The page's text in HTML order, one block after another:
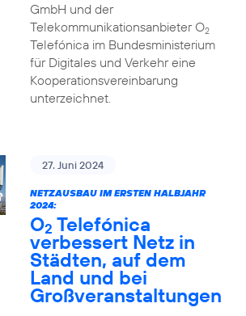
GmbH und der
Telekommunikationsanbieter O2
Telefónica im Bundesministerium
für Digitales und Verkehr eine
Kooperationsvereinbarung
unterzeichnet.
27. Juni 2024
NETZAUSBAU IM ERSTEN HALBJAHR
2024:
O2 Telefónica
verbessert Netz in
Städten, auf dem
Land und bei
Großveranstaltungen